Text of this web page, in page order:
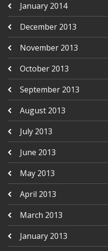
January 2014
December 2013
November 2013
October 2013
September 2013
August 2013
July 2013
June 2013
May 2013
April 2013
March 2013
January 2013